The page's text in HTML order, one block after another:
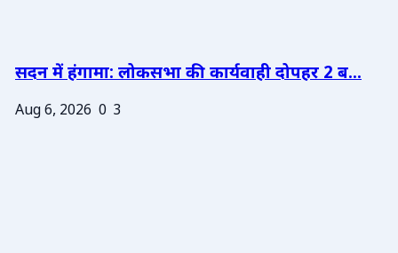
सदन में हंगामा: लोकसभा की कार्यवाही दोपहर 2 ब...
Aug 6, 2026 0 3